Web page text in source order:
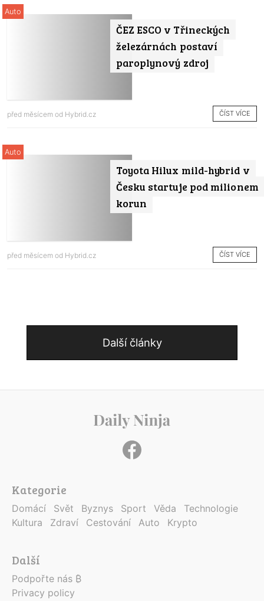
ČEZ ESCO v Třineckých
železárnách postaví
paroplynový zdroj
Auto
před měsícem od Hybrid.cz ČÍST VÍCE
Toyota Hilux mild-hybrid v
Česku startuje pod milionem
korun
Auto
před měsícem od Hybrid.cz ČÍST VÍCE
Další články
Kategorie
Domácí Svět Byznys Sport Věda
Technologie
Kultura
Zdraví Cestování Auto Krypto
Další
Podpořte nás ₿
Privacy policy